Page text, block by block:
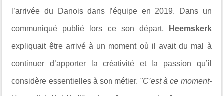
l’arrivée du Danois dans l’équipe en 2019. Dans un
communiqué publié lors de son départ, Heemskerk
expliquait être arrivé à un moment où il avait du mal à
continuer d’apporter la créativité et la passion qu’il
considère essentielles à son métier. "C’est à ce moment-